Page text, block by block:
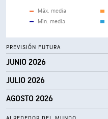
Máx. media
Mín. media
PREVISIÓN FUTURA
JUNIO 2026
JULIO 2026
AGOSTO 2026